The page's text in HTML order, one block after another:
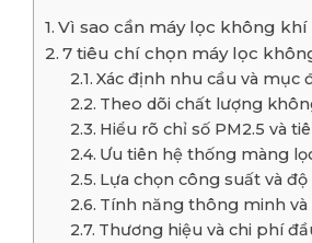
Vì sao cần máy lọc không khí
7 tiêu chí chọn máy lọc
Xác định nhu cầu và mục
Theo dõi chất lượng
Hiểu rõ chỉ số PM2.5 và
Ưu tiên hệ thống màng
Lựa chọn công suất và
Tính năng thông minh và
Thương hiệu và chi phí